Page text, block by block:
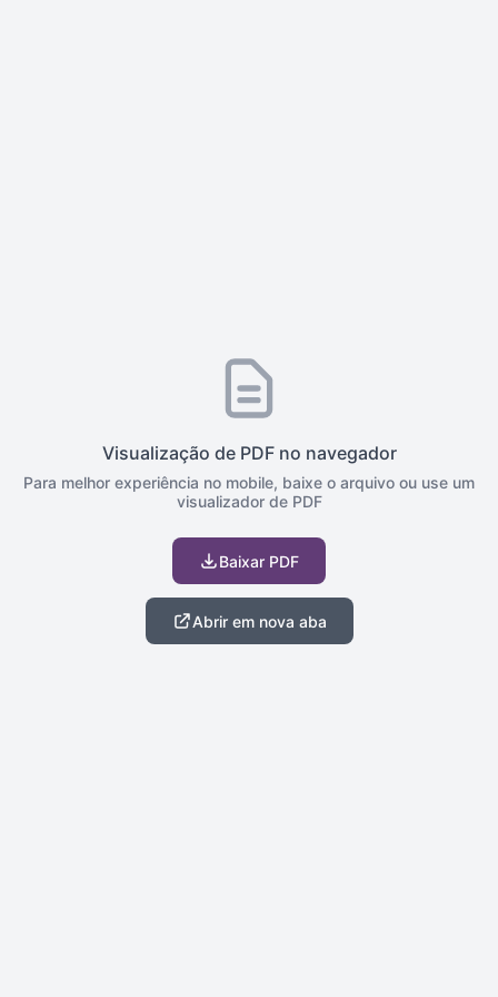
Visualização de PDF no navegador
Para melhor experiência no mobile, baixe o arquivo ou use um
visualizador de PDF
Baixar PDF
Abrir em nova aba